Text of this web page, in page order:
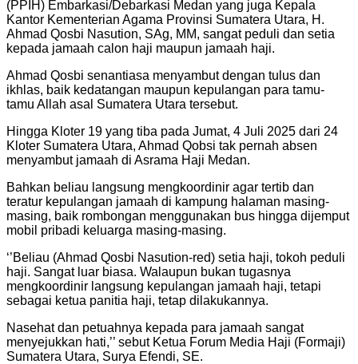
(PPIH) Embarkasi/Debarkasi Medan yang juga Kepala
Kantor Kementerian Agama Provinsi Sumatera Utara, H.
Ahmad Qosbi Nasution, SAg, MM, sangat peduli dan setia
kepada jamaah calon haji maupun jamaah haji.
Ahmad Qosbi senantiasa menyambut dengan tulus dan
ikhlas, baik kedatangan maupun kepulangan para tamu-
tamu Allah asal Sumatera Utara tersebut.
Hingga Kloter 19 yang tiba pada Jumat, 4 Juli 2025 dari 24
Kloter Sumatera Utara, Ahmad Qobsi tak pernah absen
menyambut jamaah di Asrama Haji Medan.
Bahkan beliau langsung mengkoordinir agar tertib dan
teratur kepulangan jamaah di kampung halaman masing-
masing, baik rombongan menggunakan bus hingga dijemput
mobil pribadi keluarga masing-masing.
‘’Beliau (Ahmad Qosbi Nasution-red) setia haji, tokoh peduli
haji. Sangat luar biasa. Walaupun bukan tugasnya
mengkoordinir langsung kepulangan jamaah haji, tetapi
sebagai ketua panitia haji, tetap dilakukannya.
Nasehat dan petuahnya kepada para jamaah sangat
menyejukkan hati,’’ sebut Ketua Forum Media Haji (Formaji)
Sumatera Utara, Surya Efendi, SE.